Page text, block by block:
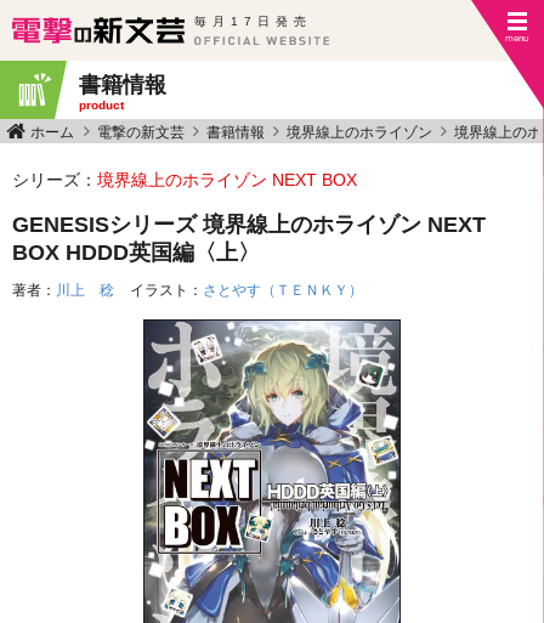
毎月17日発売
書籍情報
product
ホーム 電撃の新文芸 書籍情報 境界線上のホライゾン 境界線上の
シリーズ： 境界線上のホライゾン NEXT BOX
GENESISシリーズ 境界線上のホライゾン NEXT
BOX HDDD英国編〈上〉
著者： 川上 稔 イラスト： さとやす（ＴＥＮＫＹ）